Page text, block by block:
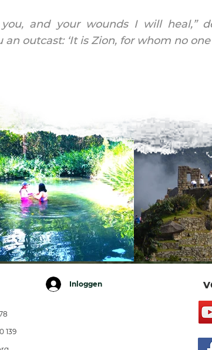
and your wounds I will heal,”
an outcast: ‘It is Zion, for whom no
Inloggen
139